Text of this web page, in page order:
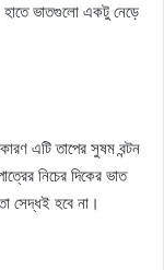
ভাতগুলো একটু নেড়ে
এটি তাপের সুষম বন্টন
নিচের দিকের ভাত
সেদ্ধই হবে না।